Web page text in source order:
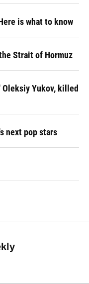
is what to know
Strait of Hormuz
Yukov, killed
next pop stars